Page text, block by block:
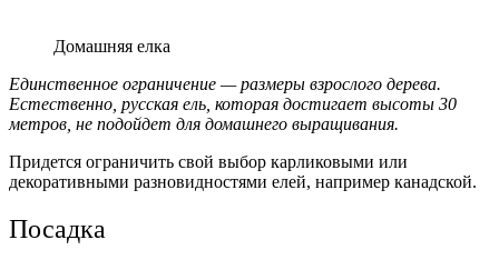
Домашняя елка
Единственное ограничение — размеры взрослого дерева.
Естественно, русская ель, которая достигает высоты 30
метров, не подойдет для домашнего выращивания.
Придется ограничить свой выбор карликовыми или
декоративными разновидностями елей, например канадской.
Посадка